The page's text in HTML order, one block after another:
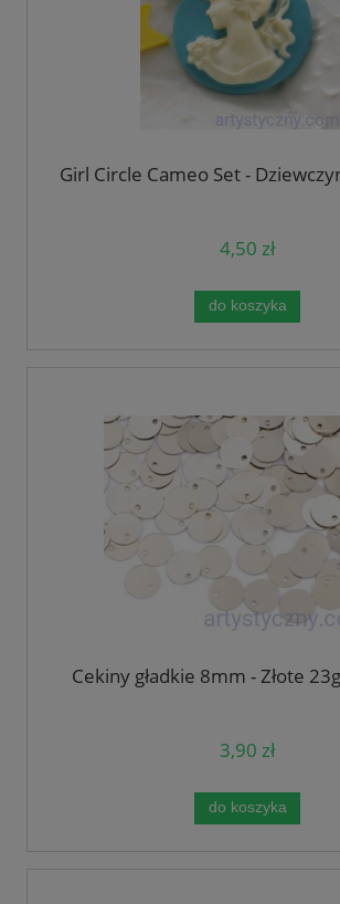
Girl Circle Cameo Set -
4,50 zł
do koszyka
Cekiny gładkie 8mm - Złote
3,90 zł
do koszyka